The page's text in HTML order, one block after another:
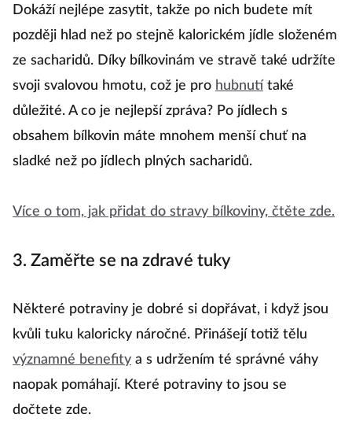
Dokáží nejlépe zasytit, takže po nich budete mít
později hlad než po stejně kalorickém jídle složeném
ze sacharidů. Díky bílkovinám ve stravě také udržíte
svoji svalovou hmotu, což je pro hubnutí také
důležité. A co je nejlepší zpráva? Po jídlech s
obsahem bílkovin máte mnohem menší chuť na
sladké než po jídlech plných sacharidů.
Více o tom, jak přidat do stravy bílkoviny, čtěte zde.
3. Zaměřte se na zdravé tuky
Některé potraviny je dobré si dopřávat, i když jsou
kvůli tuku kaloricky náročné. Přinášejí totiž tělu
významné benefity a s udržením té správné váhy
naopak pomáhají. Které potraviny to jsou se
dočtete zde.